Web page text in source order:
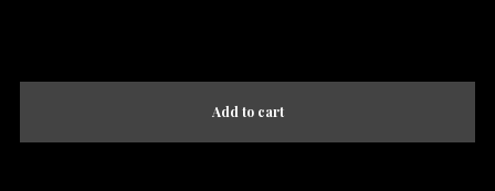
Add to cart